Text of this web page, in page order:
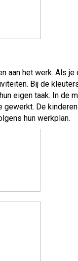
aan het werk. Als je
Bij de
eigen taak. In de
gewerkt. De
hun werkplan.